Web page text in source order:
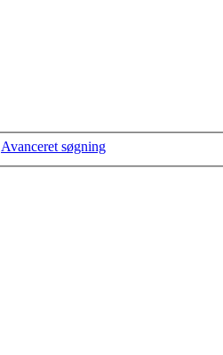
Avanceret søgning